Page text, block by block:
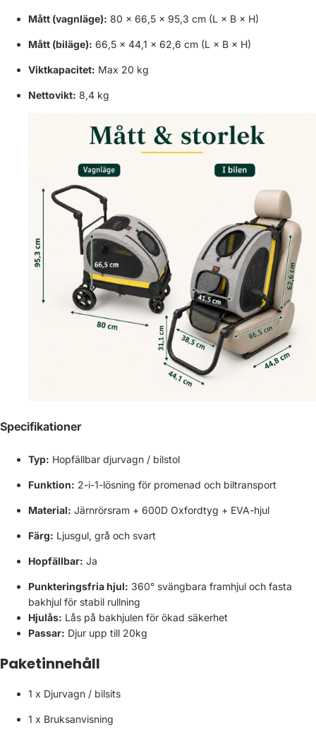
Mått (vagnläge): 80 × 66,5 × 95,3 cm (L × B × H)
Mått (biläge): 66,5 × 44,1 × 62,6 cm (L × B × H)
Viktkapacitet: Max 20 kg
Nettovikt: 8,4 kg
Specifikationer
Typ: Hopfällbar djurvagn / bilstol
Funktion: 2-i-1-lösning för promenad och biltransport
Material: Järnrörsram + 600D Oxfordtyg + EVA-hjul
Färg: Ljusgul, grå och svart
Hopfällbar: Ja
Punkteringsfria hjul: 360° svängbara framhjul och fasta
bakhjul för stabil rullning
Hjulås: Lås på bakhjulen för ökad säkerhet
Passar: Djur upp till 20kg
Paketinnehåll
1 x Djurvagn / bilsits
1 x Bruksanvisning